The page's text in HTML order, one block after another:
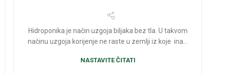
Hidroponika je način uzgoja biljaka bez tla. U takvom
načinu uzgoja korijenje ne raste u zemlji iz koje ina...
NASTAVITE ČITATI